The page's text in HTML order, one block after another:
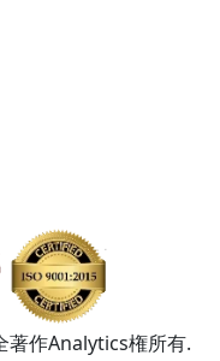
著作Analytics権所有.